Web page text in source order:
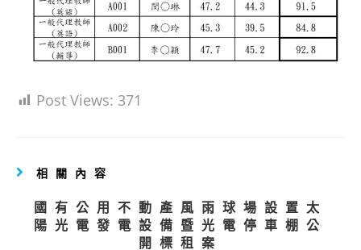
Post Views: 371
相關內容
國有公用不動產風雨球場設置太
陽光電發電設備暨光電停車棚公
開標租案